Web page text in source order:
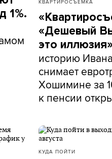
1%.
«Дешевый
это
историю
снимает
Хошимине за
к пенсии
КУДА ПОЙТИ